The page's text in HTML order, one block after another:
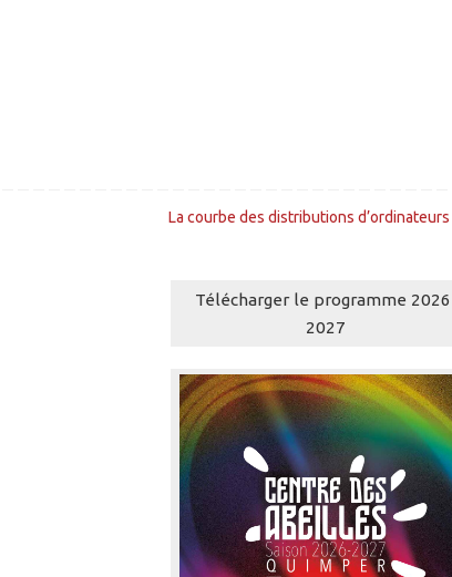
La courbe des distributions d’ordinateurs
Télécharger le programme
2027